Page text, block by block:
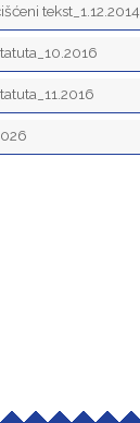
tekst_1.12.2014